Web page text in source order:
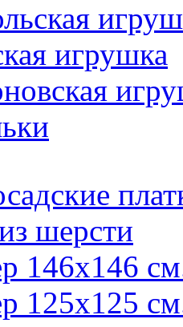
игрушка
шерсти
146х146
125х125